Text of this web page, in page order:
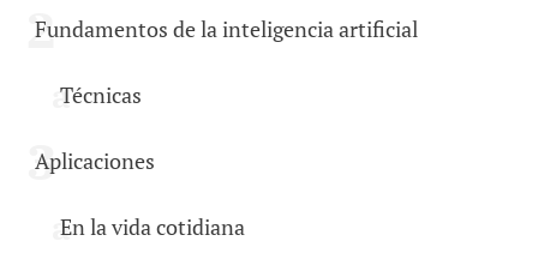
Fundamentos de la inteligencia artificial
Técnicas
Aplicaciones
En la vida cotidiana